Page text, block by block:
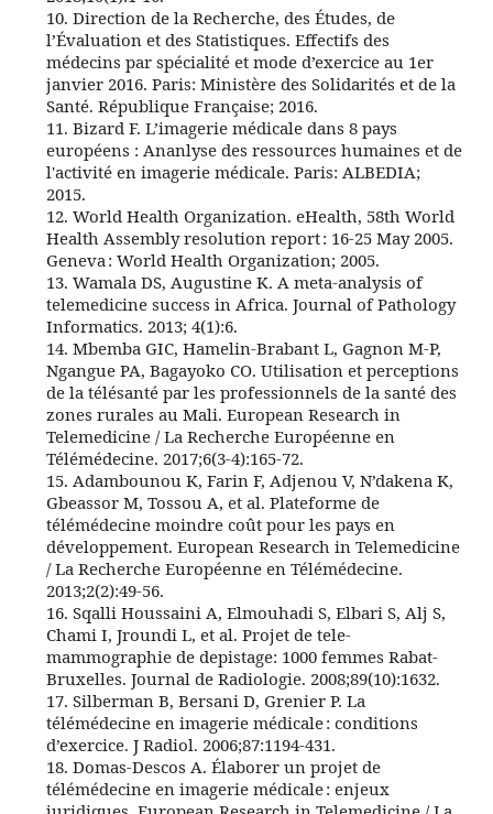
10. Direction de la Recherche, des Études, de
l’Évaluation et des Statistiques. Effectifs des
médecins par spécialité et mode d’exercice au 1er
janvier 2016. Paris: Ministère des Solidarités et de la
Santé. République Française; 2016.
11. Bizard F. L’imagerie médicale dans 8 pays
européens : Ananlyse des ressources humaines et de
l'activité en imagerie médicale. Paris: ALBEDIA;
2015.
12. World Health Organization. eHealth, 58th World
Health Assembly resolution report : 16-25 May 2005.
Geneva : World Health Organization; 2005.
13. Wamala DS, Augustine K. A meta-analysis of
telemedicine success in Africa. Journal of Pathology
Informatics. 2013; 4(1):6.
14. Mbemba GIC, Hamelin-Brabant L, Gagnon M-P,
Ngangue PA, Bagayoko CO. Utilisation et perceptions
de la télésanté par les professionnels de la santé des
zones rurales au Mali. European Research in
Telemedicine / La Recherche Européenne en
Télémédecine. 2017;6(3‑4):165‑72.
15. Adambounou K, Farin F, Adjenou V, N’dakena K,
Gbeassor M, Tossou A, et al. Plateforme de
télémédecine moindre coût pour les pays en
développement. European Research in Telemedicine
/ La Recherche Européenne en Télémédecine.
2013;2(2):49‑56.
16. Sqalli Houssaini A, Elmouhadi S, Elbari S, Alj S,
Chami I, Jroundi L, et al. Projet de tele-
mammographie de depistage: 1000 femmes Rabat-
Bruxelles. Journal de Radiologie. 2008;89(10):1632.
17. Silberman B, Bersani D, Grenier P. La
télémédecine en imagerie médicale : conditions
d’exercice. J Radiol. 2006;87:1194‑431.
18. Domas-Descos A. Élaborer un projet de
télémédecine en imagerie médicale : enjeux